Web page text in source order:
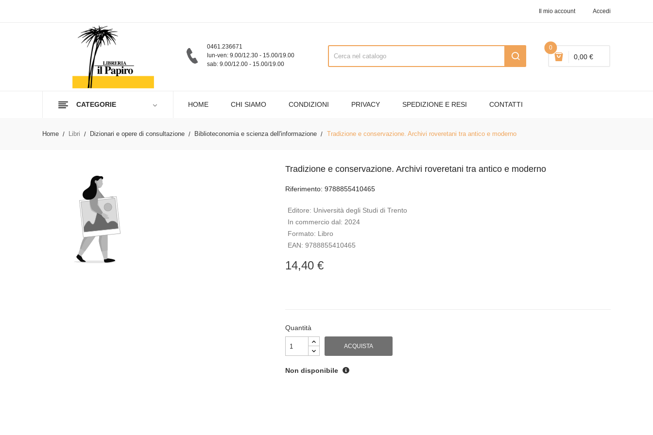
Il mio account Accedi
0
0,00 €
0461.236671
lun-ven: 9.00/12.30 - 15.00/19.00
sab: 9.00/12.00 - 15.00/19.00
CATEGORIE HOME CHI SIAMO CONDIZIONI PRIVACY SPEDIZIONE E RESI CONTATTI
Home Libri Dizionari e opere di consultazione Biblioteconomia e scienza dell'informazione Tradizione e conservazione. Archivi roveretani tra antico e moderno
Tradizione e conservazione. Archivi roveretani tra antico e moderno
Riferimento: 9788855410465
Editore: Università degli Studi di Trento
In commercio dal: 2024
Formato: Libro
EAN: 9788855410465
14,40 €
Quantità
ACQUISTA
Non disponibile